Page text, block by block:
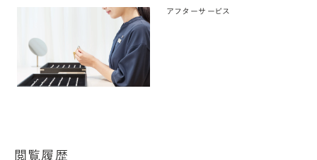
アフターサービス
閲覧履歴